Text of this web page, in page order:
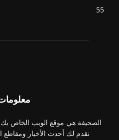
55
الصحيفة هي موقع الويب الخاص بك
نقدم لك أحدث الأخبار ومقاطع